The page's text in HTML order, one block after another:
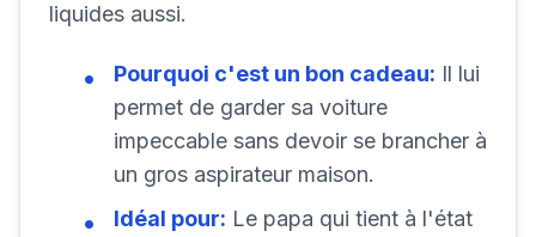
liquides aussi.
Pourquoi c'est un bon cadeau: Il lui
permet de garder sa voiture
impeccable sans devoir se brancher à
un gros aspirateur maison.
Idéal pour: Le papa qui tient à l'état